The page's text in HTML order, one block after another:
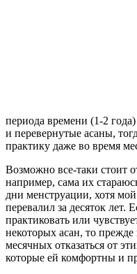
периода времени (1-2
и перевернутые асаны,
практику даже во время
Возможно все-таки стоит
например, сама их
дни менструации, хотя
перевалил за десяток лет.
практиковать или
некоторых асан, то
месячных отказаться от
которые ей комфортны и